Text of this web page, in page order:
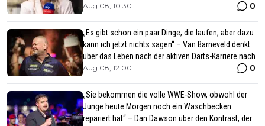
Aug 08, 10:30 0
„Es gibt schon ein paar Dinge, die laufen, aber dazu
kann ich jetzt nichts sagen“ – Van Barneveld denkt
über das Leben nach der aktiven Darts-Karriere nach
Aug 08, 12:00 0
„Sie bekommen die volle WWE-Show, obwohl der
Junge heute Morgen noch ein Waschbecken
repariert hat“ – Dan Dawson über den Kontrast, der